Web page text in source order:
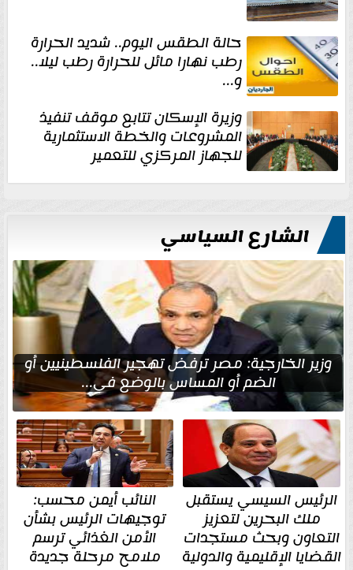
حالة الطقس اليوم.. شديد الحرارة
رطب نهارا مائل للحرارة رطب ليلا..
و...
وزيرة الإسكان تتابع موقف تنفيذ
المشروعات والخطة الاستثمارية
للجهاز المركزي للتعمير
الشارع السياسي
وزير الخارجية: مصر ترفض تهجير الفلسطينيين أو
الضم أو المساس بالوضع في...
الرئيس السيسي يستقبل
ملك البحرين لتعزيز
التعاون وبحث مستجدات
القضايا الإقليمية والدولية
النائب أيمن محسب:
توجيهات الرئيس بشأن
الأمن الغذائي ترسم
ملامح مرحلة جديدة